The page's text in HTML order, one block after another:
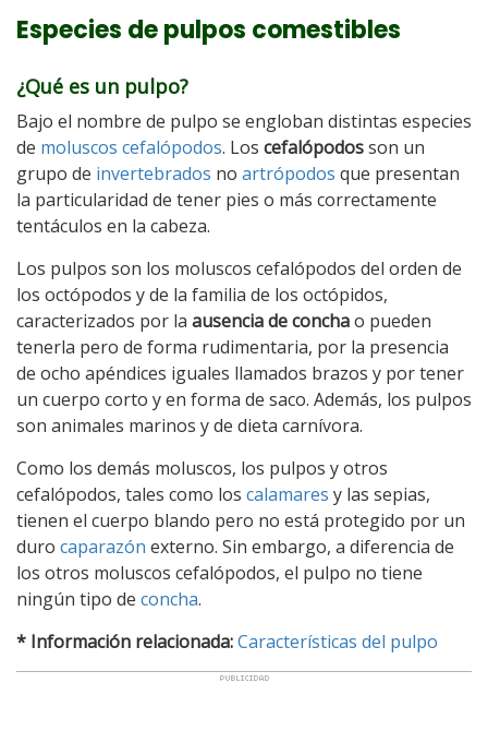
Especies de pulpos comestibles
¿Qué es un pulpo?
Bajo el nombre de pulpo se engloban distintas especies
de moluscos cefalópodos. Los cefalópodosson un
grupo de invertebrados no artrópodos que presentan
la particularidad de tener pies o más correctamente
tentáculos en la cabeza.
Los pulpos son los moluscos cefalópodos del orden de
los octópodos y de la familia de los octópidos,
caracterizados por la ausencia de conchao pueden
tenerla pero de forma rudimentaria, por la presencia
de ocho apéndices iguales llamados brazos y por tener
un cuerpo corto y en forma de saco. Además, los pulpos
son animales marinos y de dieta carnívora.
Como los demás moluscos, los pulpos y otros
cefalópodos, tales como los calamares y las sepias,
tienen el cuerpo blando pero no está protegido por un
duro caparazón externo. Sin embargo, a diferencia de
los otros moluscos cefalópodos, el pulpo no tiene
ningún tipo de concha.
* Información relacionada:Características del pulpo